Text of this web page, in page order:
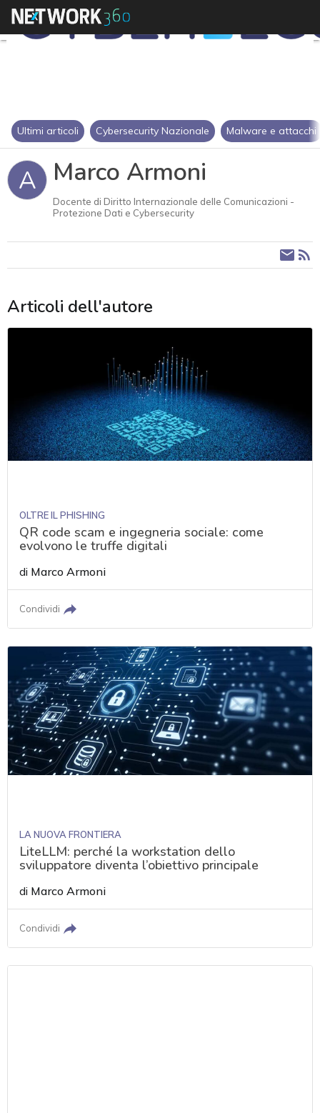
Ultimi articoli Cybersecurity Nazionale Malware e attacchi
A Marco Armoni
Docente di Diritto Internazionale delle Comunicazioni -
Protezione Dati e Cybersecurity
Articoli dell'autore
OLTRE IL PHISHING
QR code scam e ingegneria sociale: come
evolvono le truffe digitali
di Marco Armoni
Condividi
LA NUOVA FRONTIERA
LiteLLM: perché la workstation dello
sviluppatore diventa l’obiettivo principale
di Marco Armoni
Condividi